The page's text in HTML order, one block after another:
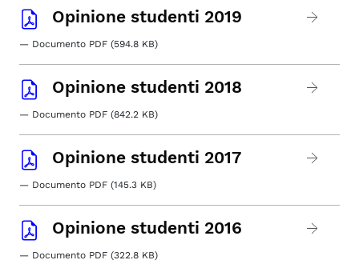
Opinione studenti 2019
— Documento PDF (594.8 KB)
Opinione studenti 2018
— Documento PDF (842.2 KB)
Opinione studenti 2017
— Documento PDF (145.3 KB)
Opinione studenti 2016
— Documento PDF (322.8 KB)